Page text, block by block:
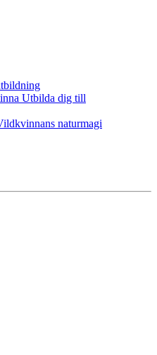
Utbilda dig till
naturmagi